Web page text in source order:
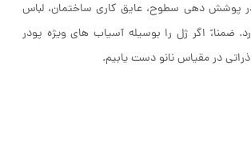
در پوشش دهی سطوح، عایق کاری ساختمان، لباس
ضمنا،ً اگر ژل را بوسیله آسیاب های ویژه پودر
ذراتی در مقیاس نانو دست یابیم.